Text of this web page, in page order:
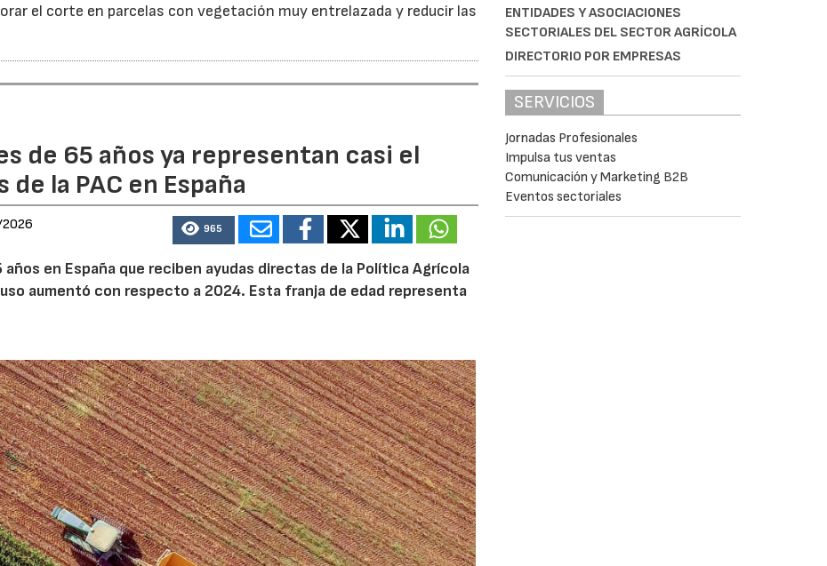
el corte en parcelas con vegetación muy entrelazada y reducir las
de 65 años ya representan casi el
la PAC en España
965
en España que reciben ayudas directas de la Política Agrícola
aumentó con respecto a 2024. Esta franja de edad representa
ENTIDADES Y ASOCIACIONES
SECTORIALES DEL SECTOR AGRÍCOLA
DIRECTORIO POR EMPRESAS
SERVICIOS
Jornadas Profesionales
Impulsa tus ventas
Comunicación y Marketing B2B
Eventos sectoriales